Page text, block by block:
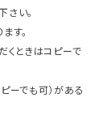
い。
す。
くときはコピーで
ーでも可）がある